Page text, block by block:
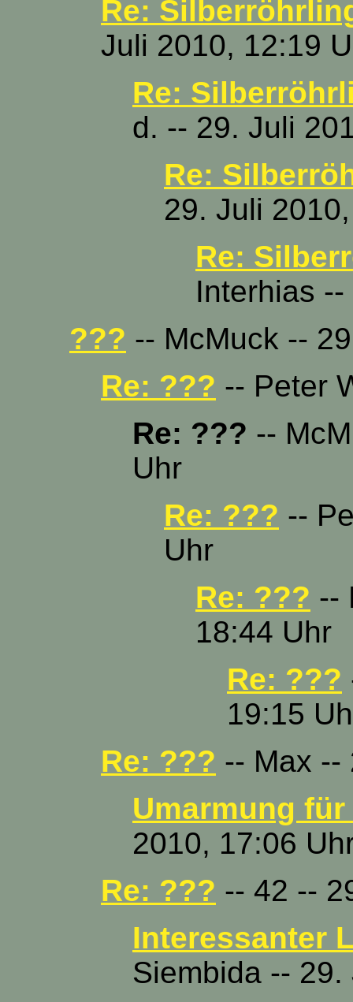
Re:
Juli 2010, 12:19
Re:
d. -- 29. Juli
Re:
29. Juli
Re:
Interhias
??? -- McMuck --
Re: ??? -- Peter
Re: ??? --
Uhr
Re: ??? --
Uhr
Re: ??? --
18:44 Uhr
Re: ???
19:15
Re: ??? -- Max --
Umarmung für
2010, 17:06
Re: ??? -- 42 --
Interessanter
Siembida --